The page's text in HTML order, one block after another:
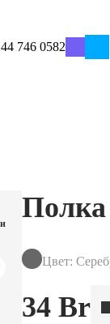
746 0582
Цвет:
34 Br